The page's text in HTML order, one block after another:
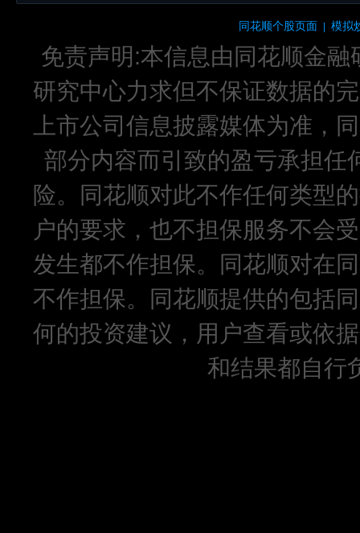
同花顺个股页面 模拟
免责声明:本信息由同花顺金
研究中心力求但不保证数据的
上市公司信息披露媒体为准，
部分内容而引致的盈亏承担任
险。同花顺对此不作任何类型
户的要求，也不担保服务不会
发生都不作担保。同花顺对在
不作担保。同花顺提供的包括
何的投资建议，用户查看或依
和结果都自行